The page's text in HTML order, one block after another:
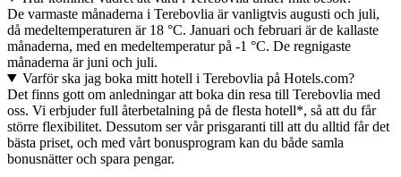
De varmaste månaderna i Terebovlia är vanligtvis augusti och juli,
då medeltemperaturen är 18 °C. Januari och februari är de kallaste
månaderna, med en medeltemperatur på -1 °C. De regnigaste
månaderna är juni och juli.
Varför ska jag boka mitt hotell i Terebovlia på Hotels.com?
Det finns gott om anledningar att boka din resa till Terebovlia med
oss. Vi erbjuder full återbetalning på de flesta hotell*, så att du får
större flexibilitet. Dessutom ser vår prisgaranti till att du alltid får det
bästa priset, och med vårt bonusprogram kan du både samla
bonusnätter och spara pengar.